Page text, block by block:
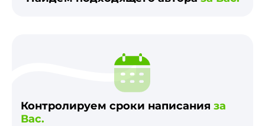
Контролируем сроки написания за
Вас.